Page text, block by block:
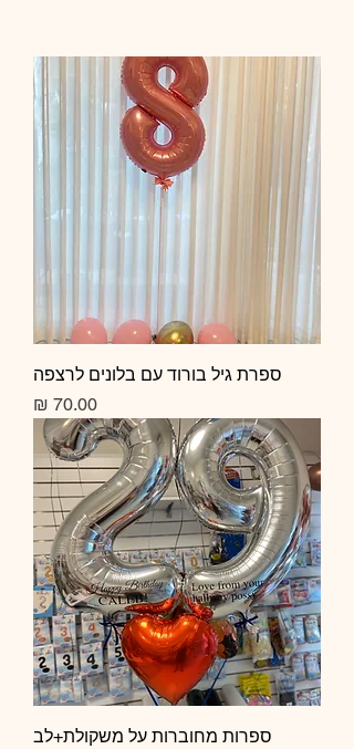
ספרת גיל בורוד עם בלונים לרצפה
מחיר
ספרות מחוברות על משקולת+לב